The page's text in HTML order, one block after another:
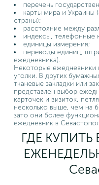
перечень
карты мира и Украины
страны);
расстояние между
индексы, телефонные
единицы измерения;
переводы единиц,
ежедневника).
Некоторые
уголки. В других
тканевые закладки или
представлен выбор
карточек и визиток,
несколько выше, чем на
зато они более
ежедневник в
ГДЕ